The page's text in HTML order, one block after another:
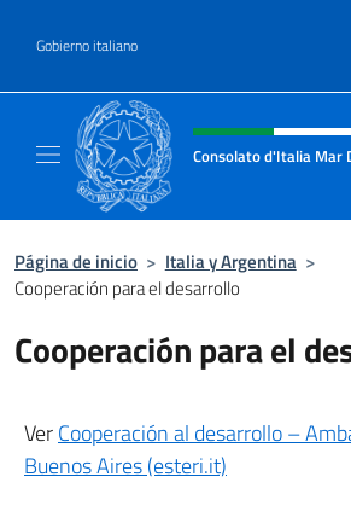
Gobierno italiano
Encabezado del
Consolato d'Italia Mar
Página de inicio > Italia y Argentina >
Cooperación para el desarrollo
Cooperación para el
VerCooperación al desarrollo –
Buenos Aires (esteri.it)